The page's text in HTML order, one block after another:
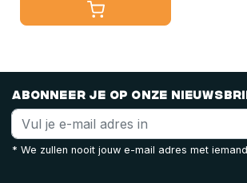
Abonneer je op onze
* We zullen nooit jouw e-mail adres met